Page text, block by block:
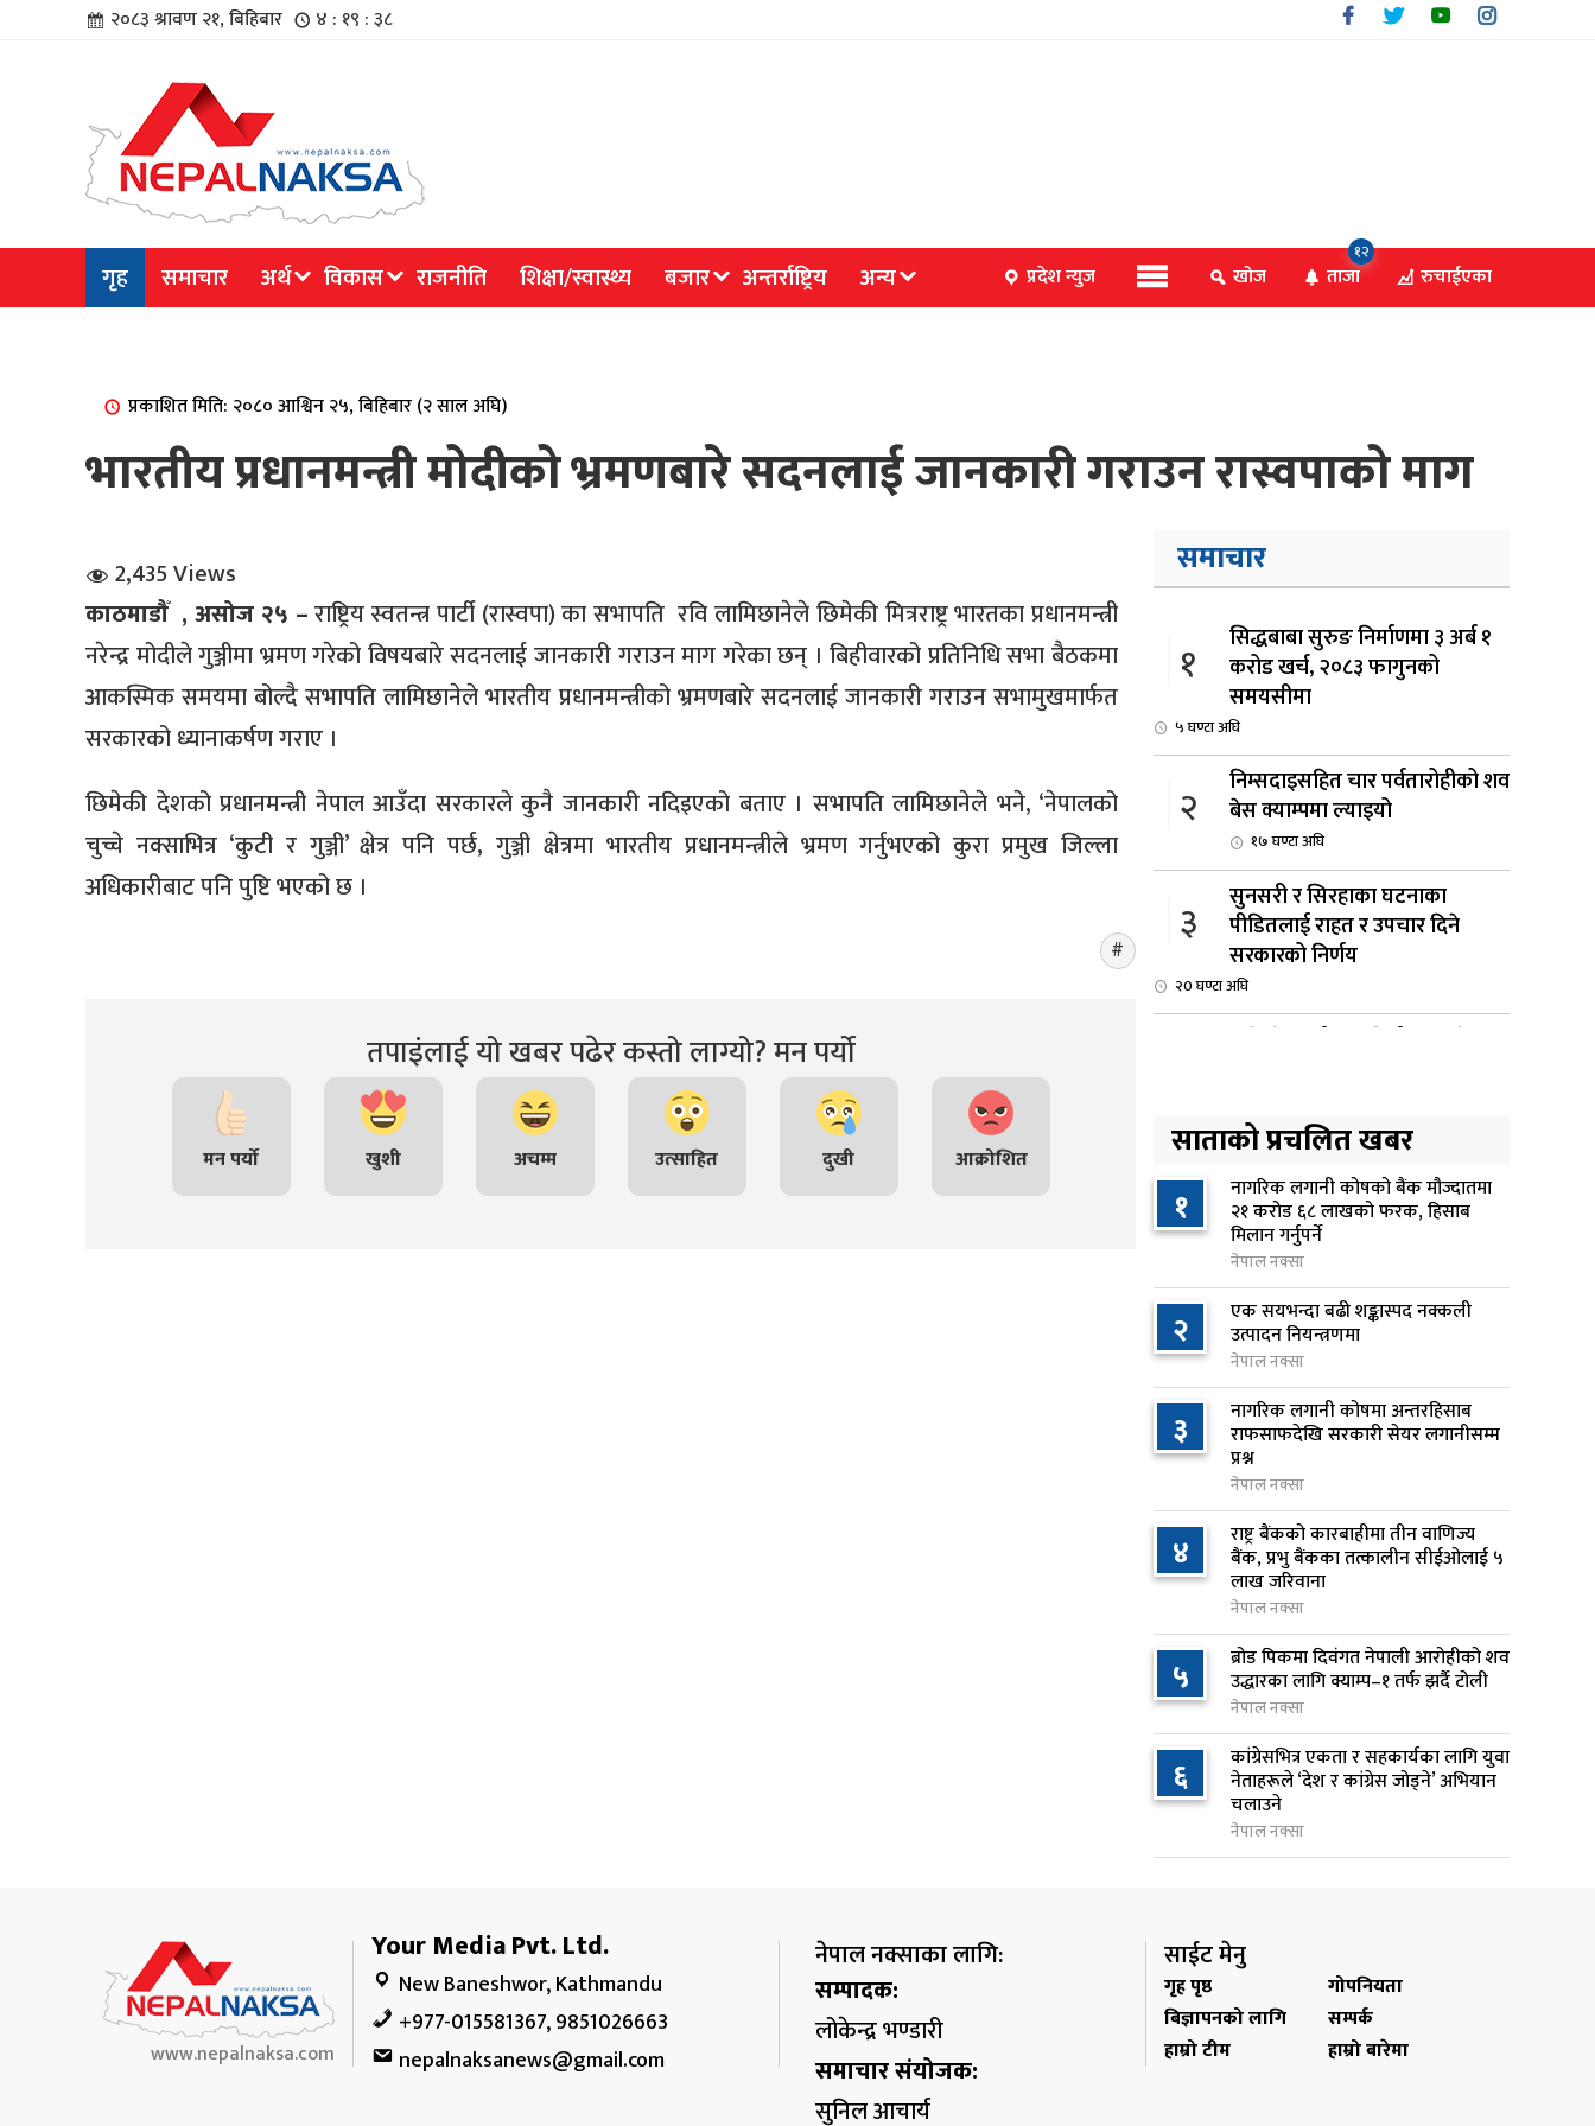
२०८३ श्रावण २१, बिहिबार ४ : १९ : ३९
गृह समाचार अर्थ विकास राजनीति शिक्षा/स्वास्थ्य बजार अन्तर्राष्ट्रिय अन्य प्रदेश न्युज खोज ताजा
१२
रुचाईएका
प्रकाशित मिति: २०८० आश्विन २५, बिहिबार (२ साल अघि)
भारतीय प्रधानमन्त्री मोदीको भ्रमणबारे सदनलाई जानकारी गराउन रास्वपाको माग
2,435 Views
काठमाडौँ ,असोज २५ –राष्ट्रिय स्वतन्त्र पार्टी (रास्वपा) का सभापति रवि लामिछानेले छिमेकी मित्रराष्ट्र भारतका प्रधानमन्त्री
नरेन्द्र मोदीले गुञ्जीमा भ्रमण गरेको विषयबारे सदनलाई जानकारी गराउन माग गरेका छन् । बिहीवारको प्रतिनिधि सभा बैठकमा
आकस्मिक समयमा बोल्दै सभापति लामिछानेले भारतीय प्रधानमन्त्रीको भ्रमणबारे सदनलाई जानकारी गराउन सभामुखमार्फत
सरकारको ध्यानाकर्षण गराए ।
छिमेकी देशको प्रधानमन्त्री नेपाल आउँदा सरकारले कुनै जानकारी नदिइएको बताए । सभापति लामिछानेले भने, ‘नेपालको
चुच्चे नक्साभित्र ‘कुटी र गुञ्जी’ क्षेत्र पनि पर्छ, गुञ्जी क्षेत्रमा भारतीय प्रधानमन्त्रीले भ्रमण गर्नुभएको कुरा प्रमुख जिल्ला
अधिकारीबाट पनि पुष्टि भएको छ ।
तपाइंलाई यो खबर पढेर कस्तो लाग्यो? मन पर्यो
मन पर्यो खुशी अचम्म उत्साहित दुखी आक्रोशित
समाचार
१
सिद्धबाबा सुरुङ निर्माणमा ३ अर्ब १
करोड खर्च, २०८३ फागुनको
समयसीमा
५ घण्टा अघि
२
निम्सदाइसहित चार पर्वतारोहीको शव
बेस क्याम्पमा ल्याइयो
१७ घण्टा अघि
३
सुनसरी र सिरहाका घटनाका
पीडितलाई राहत र उपचार दिने
सरकारको निर्णय
२0 घण्टा अघि
२१ घण्टा अघि
५
नेपाल टेलिकमले बक्यौता महसुलमा
जरिवाना छुट दिने
२१ घण्टा अघि
६
नेपाल फार्मेसी परिषद्को अध्यक्षमा
डा. कादिर आलम नियुक्त
२१ घण्टा अघि
७
नबिल बैंकको नाफा ३३.५० प्रतिशतले
बढ्यो, लाभांश क्षमता १९.१० प्रतिशत
२२ घण्टा अघि
८
राष्ट्र बैंकलाई अर्थमन्त्री वाग्लेको
आग्रह: नियामक मात्र होइन, आर्थिक
विकासको सहयात्री बन्नुस्
२२ घण्टा अघि
९
स्पेस–एक्सको रकेटको भाग आज
चन्द्रमासँग ठोक्किँदै
२२ घण्टा अघि
१०
एभरेस्ट बैंकको खुद नाफा ४.७५
प्रतिशतले बढ्यो
साताको प्रचलित खबर
१ नागरिक लगानी कोषको बैंक मौज्दातमा
२१ करोड ६८ लाखको फरक, हिसाब
मिलान गर्नुपर्ने
नेपाल नक्सा
२ एक सयभन्दा बढी शङ्कास्पद नक्कली
उत्पादन नियन्त्रणमा
नेपाल नक्सा
३ नागरिक लगानी कोषमा अन्तरहिसाब
राफसाफदेखि सरकारी सेयर लगानीसम्म
प्रश्न
नेपाल नक्सा
४ राष्ट्र बैंकको कारबाहीमा तीन वाणिज्य
बैंक, प्रभु बैंकका तत्कालीन सीईओलाई ५
लाख जरिवाना
नेपाल नक्सा
५ ब्रोड पिकमा दिवंगत नेपाली आरोहीको शव
उद्धारका लागि क्याम्प–१ तर्फ झर्दै टोली
नेपाल नक्सा
६ कांग्रेसभित्र एकता र सहकार्यका लागि युवा
नेताहरूले ‘देश र कांग्रेस जोड्ने’ अभियान
चलाउने
नेपाल नक्सा
www.nepalnaksa.com
Your Media Pvt. Ltd.
New Baneshwor, Kathmandu
+977-015581367, 9851026663
nepalnaksanews@gmail.com
नेपाल नक्साका लागि:
सम्पादक:
लोकेन्द्र भण्डारी
समाचार संयोजक:
सुनिल आचार्य
साईट मेनु
गृह पृष्ठ
गोपनियता
बिज्ञापनको लागि
सम्पर्क
हाम्रो टीम
हाम्रो बारेमा